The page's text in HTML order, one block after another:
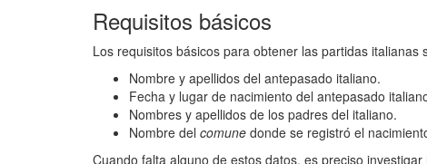
Requisitos básicos
Los requisitos básicos para obtener las partidas italianas
Nombre y apellidos del antepasado italiano.
Fecha y lugar de nacimiento del antepasado
Nombres y apellidos de los padres del italiano.
Nombre del comune donde se registró el
Cuando falta alguno de estos datos, es preciso